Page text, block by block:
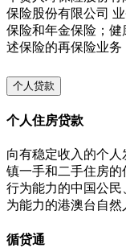
保险股份有限公司
保险和年金保险；
述保险的再保险业务
个人贷款
个人住房贷款
向有稳定收入的个
镇一手和二手住房
行为能力的中国公
为能力的港澳台自
循贷通